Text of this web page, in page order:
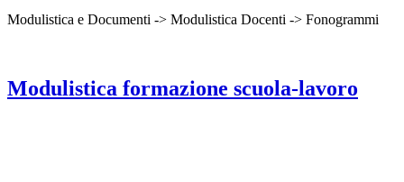
Modulistica e Documenti -> Modulistica Docenti -> Fonogrammi
Modulistica formazione scuola-lavoro